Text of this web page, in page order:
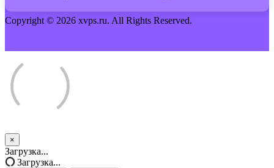
Copyright © 2026 xvps.ru. All Rights Reserved.
×
Закрыть
тикет
Загрузка...
Загрузка...